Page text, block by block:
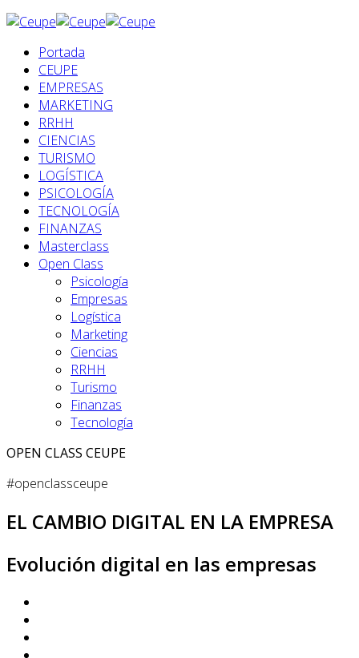
Portada
CEUPE
EMPRESAS
MARKETING
RRHH
CIENCIAS
TURISMO
LOGÍSTICA
PSICOLOGÍA
TECNOLOGÍA
FINANZAS
Masterclass
Open Class
Psicología
Empresas
Logística
Marketing
Ciencias
RRHH
Turismo
Finanzas
Tecnología
OPEN CLASS CEUPE
#openclassceupe
EL CAMBIO DIGITAL EN LA EMPRESA
Evolución digital en las empresas